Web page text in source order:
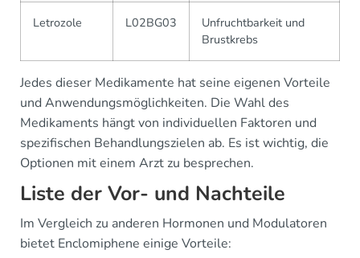
Letrozole L02BG03
Unfruchtbarkeit und
Brustkrebs
Jedes dieser Medikamente hat seine eigenen Vorteile
und Anwendungsmöglichkeiten. Die Wahl des
Medikaments hängt von individuellen Faktoren und
spezifischen Behandlungszielen ab. Es ist wichtig, die
Optionen mit einem Arzt zu besprechen.
Liste der Vor- und Nachteile
Im Vergleich zu anderen Hormonen und Modulatoren
bietet Enclomiphene einige Vorteile: